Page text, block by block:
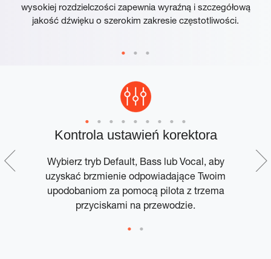
wysokiej rozdzielczości zapewnia wyraźną i szczegółową
jakość dźwięku o szerokim zakresie częstotliwości.
Kontrola ustawień korektora
Wybierz tryb Default, Bass lub Vocal, aby
uzyskać brzmienie odpowiadające Twoim
upodobaniom za pomocą pilota z trzema
przyciskami na przewodzie.